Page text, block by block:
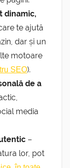
dinamic,
te ajută
dar și un
motoare
SEO).
de a
media
–
lor, pot